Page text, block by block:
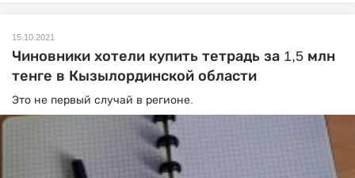
15.10.2021
Чиновники хотели купить тетрадь за 1,5 млн
тенге в Кызылординской области
Это не первый случай в регионе.